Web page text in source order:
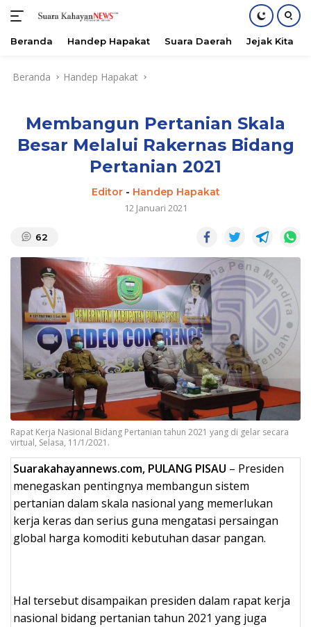
Beranda Handep Hapakat Suara Daerah Jejak Kita
Beranda Handep Hapakat
Membangun Pertanian Skala
Besar Melalui Rakernas Bidang
Pertanian 2021
Editor- Handep Hapakat
12 Januari 2021
62
Rapat Kerja Nasional Bidang Pertanian tahun 2021 yang di gelar secara
virtual, Selasa, 11/1/2021.
Suarakahayannews.com, PULANG PISAU – Presiden
menegaskan pentingnya membangun sistem
pertanian dalam skala nasional yang memerlukan
kerja keras dan serius guna mengatasi persaingan
global harga komoditi kebutuhan dasar pangan.
Hal tersebut disampaikan presiden dalam rapat kerja
nasional bidang pertanian tahun 2021 yang juga